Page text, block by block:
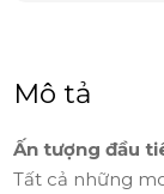
Mô tả
Ấn tượng đầu
Tất cả những